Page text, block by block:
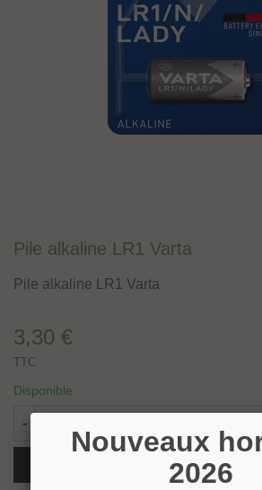
Pile alkaline LR1 Varta
Pile alkaline LR1 Varta
3,30 €
TTC
Disponible
-
Ajouter Au Panier
Nouveaux
2026